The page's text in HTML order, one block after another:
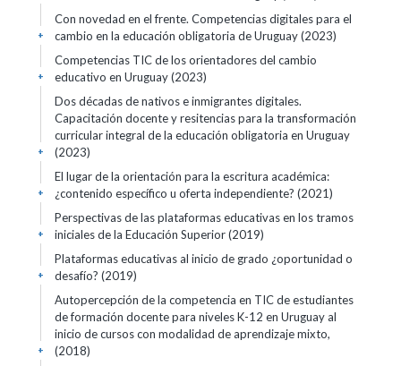
Con novedad en el frente. Competencias digitales para el
cambio en la educación obligatoria de Uruguay (2023)
+
Competencias TIC de los orientadores del cambio
educativo en Uruguay (2023)
+
Dos décadas de nativos e inmigrantes digitales.
Capacitación docente y resitencias para la transformación
curricular integral de la educación obligatoria en Uruguay
(2023)
+
El lugar de la orientación para la escritura académica:
¿contenido específico u oferta independiente? (2021)
+
Perspectivas de las plataformas educativas en los tramos
iniciales de la Educación Superior (2019)
+
Plataformas educativas al inicio de grado ¿oportunidad o
desafío? (2019)
+
Autopercepción de la competencia en TIC de estudiantes
de formación docente para niveles K-12 en Uruguay al
inicio de cursos con modalidad de aprendizaje mixto,
(2018)
+